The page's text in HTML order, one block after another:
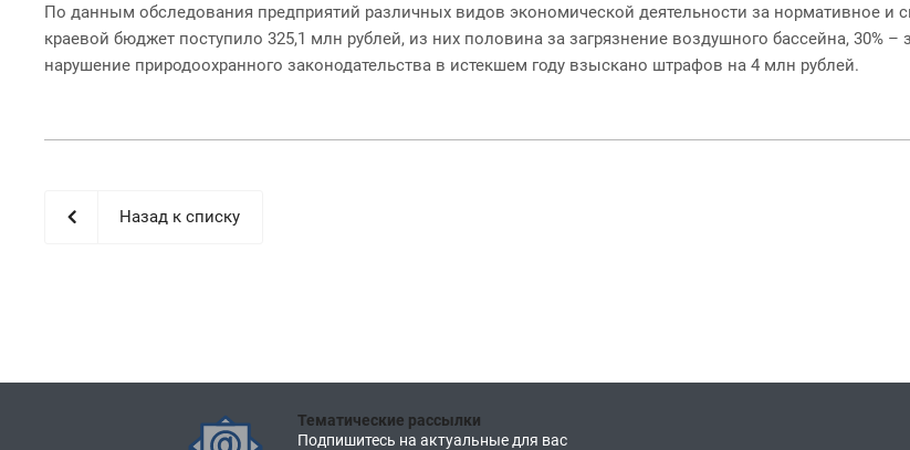
По данным обследования предприятий различных видов экономической деятельности за нормативное и
краевой бюджет поступило 325,1 млн рублей, из них половина за загрязнение воздушного бассейна, 30%
нарушение природоохранного законодательства в истекшем году взыскано штрафов на 4 млн рублей.
Назад к списку
Тематические рассылки
Подпишитесь на актуальные для вас